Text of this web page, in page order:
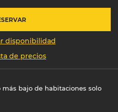
disponibilidad
de precios
bajo de habitaciones solo